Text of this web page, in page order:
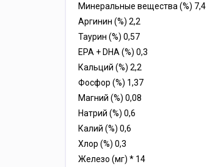
Минеральные вещества (%) 7,4
Аргинин (%) 2,2
Таурин (%) 0,57
EPA + DHA (%) 0,3
Кальций (%) 2,2
Фосфор (%) 1,37
Магний (%) 0,08
Натрий (%) 0,6
Калий (%) 0,6
Хлор (%) 0,3
Железо (мг) * 14